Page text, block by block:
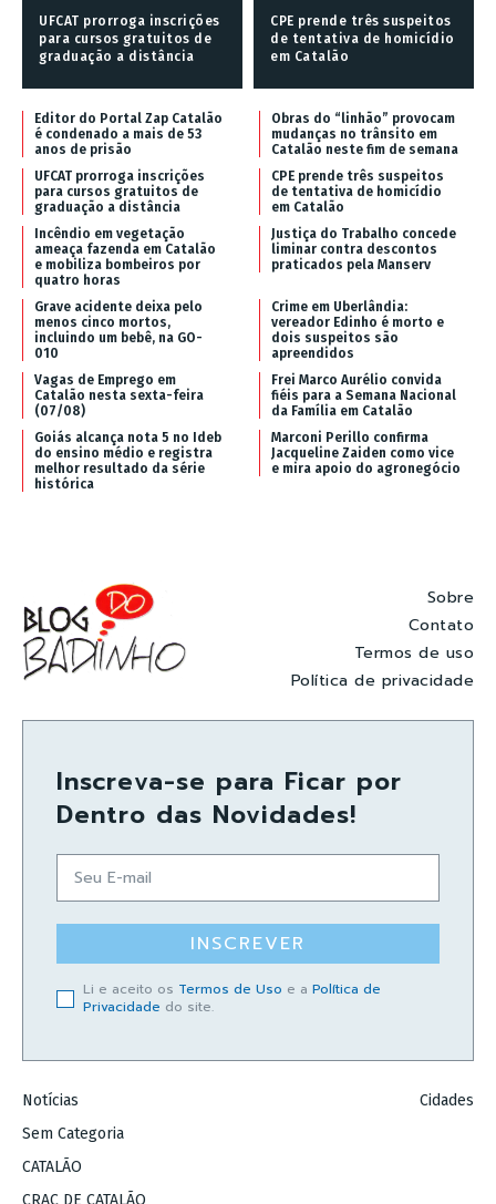
UFCAT prorroga inscrições
para cursos gratuitos de
graduação a distância
CPE prende três suspeitos
de tentativa de homicídio
em Catalão
Editor do Portal Zap Catalão
é condenado a mais de 53
anos de prisão
Obras do “linhão” provocam
mudanças no trânsito em
Catalão neste fim de semana
UFCAT prorroga inscrições
para cursos gratuitos de
graduação a distância
CPE prende três suspeitos
de tentativa de homicídio
em Catalão
Incêndio em vegetação
ameaça fazenda em Catalão
e mobiliza bombeiros por
quatro horas
Justiça do Trabalho concede
liminar contra descontos
praticados pela Manserv
Grave acidente deixa pelo
menos cinco mortos,
incluindo um bebê, na GO-
010
Crime em Uberlândia:
vereador Edinho é morto e
dois suspeitos são
apreendidos
Vagas de Emprego em
Catalão nesta sexta-feira
(07/08)
Frei Marco Aurélio convida
fiéis para a Semana Nacional
da Família em Catalão
Goiás alcança nota 5 no Ideb
do ensino médio e registra
melhor resultado da série
histórica
Marconi Perillo confirma
Jacqueline Zaiden como vice
e mira apoio do agronegócio
Sobre
Contato
Termos de uso
Política de privacidade
Inscreva-se para Ficar por
Dentro das Novidades!
INSCREVER
Li e aceito os Termos de Uso e a Política de
Privacidade do site.
Notícias
Sem Categoria
CATALÃO
Cidades